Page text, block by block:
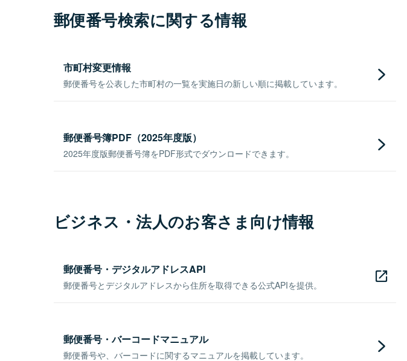
郵便番号検索に関する情報
市町村変更情報
郵便番号を公表した市町村の一覧を実施日の新しい順に掲載しています。
郵便番号簿PDF（2025年度版）
2025年度版郵便番号簿をPDF形式でダウンロードできます。
ビジネス・法人のお客さま向け情報
郵便番号・デジタルアドレスAPI
郵便番号とデジタルアドレスから住所を取得できる公式APIを提供。
郵便番号・バーコードマニュアル
郵便番号や、バーコードに関するマニュアルを掲載しています。